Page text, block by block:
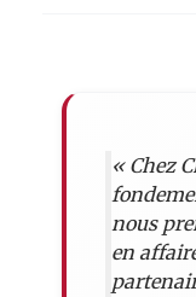
« Chez
nous
en